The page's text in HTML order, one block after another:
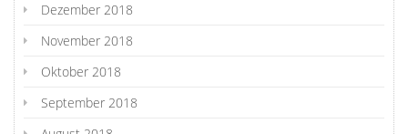
Dezember 2018
November 2018
Oktober 2018
September 2018